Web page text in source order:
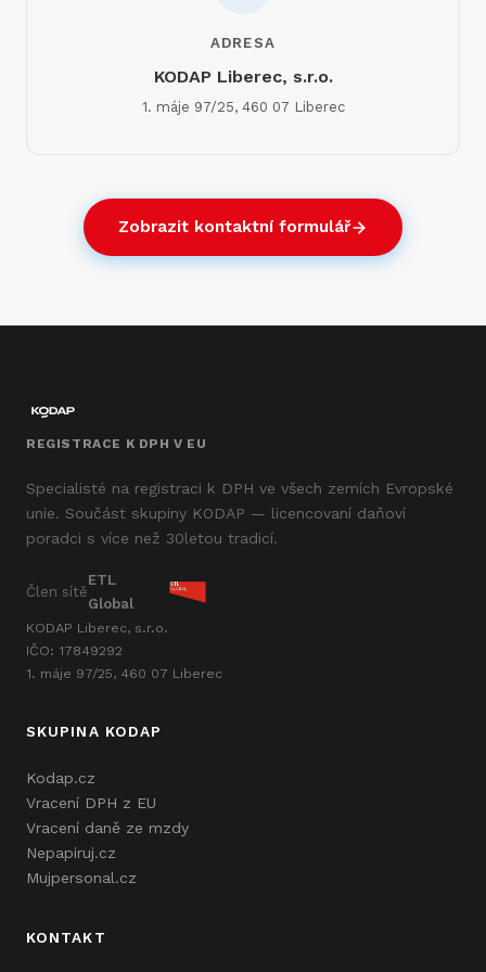
ADRESA
KODAP Liberec, s.r.o.
1. máje 97/25, 460 07 Liberec
Zobrazit kontaktní formulář
REGISTRACE K DPH V EU
Specialisté na registraci k DPH ve všech zemích Evropské
unie. Součást skupiny KODAP — licencovaní daňoví
poradci s více než 30letou tradicí.
Člen sítě
ETL
Global
KODAP Liberec, s.r.o.
IČO: 17849292
1. máje 97/25, 460 07 Liberec
SKUPINA KODAP
Kodap.cz
Vracení DPH z EU
Vracení daně ze mzdy
Nepapiruj.cz
Mujpersonal.cz
KONTAKT